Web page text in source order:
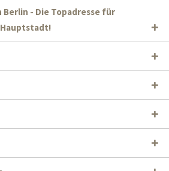
- Die Topadresse für